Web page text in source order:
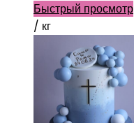
Быстрый просмотр
/ кг